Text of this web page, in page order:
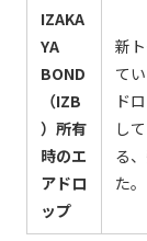
IZAKA
YA
BOND
（IZB
）所有
時のエ
アドロ
ップ
新
て
ド
し
る
た。